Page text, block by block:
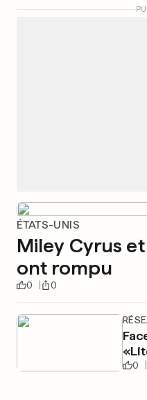
ÉTATS-UNIS
Miley Cyrus
ont rompu
0 0
0